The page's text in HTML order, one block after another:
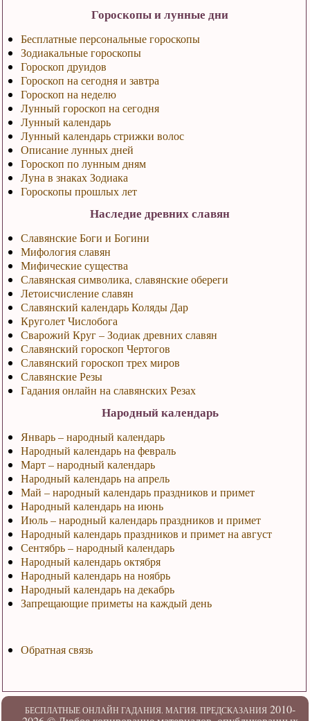
Гороскопы и лунные дни
Бесплатные персональные гороскопы
Зодиакальные гороскопы
Гороскоп друидов
Гороскоп на сегодня и завтра
Гороскоп на неделю
Лунный гороскоп на сегодня
Лунный календарь
Лунный календарь стрижки волос
Описание лунных дней
Гороскоп по лунным дням
Луна в знаках Зодиака
Гороскопы прошлых лет
Наследие древних славян
Славянские Боги и Богини
Мифология славян
Мифические существа
Славянская символика, славянские обереги
Летоисчисление славян
Славянский календарь Коляды Дар
Круголет Числобога
Сварожий Круг – Зодиак древних славян
Славянский гороскоп Чертогов
Славянский гороскоп трех миров
Славянские Резы
Гадания онлайн на славянских Резах
Народный календарь
Январь – народный календарь
Народный календарь на февраль
Март – народный календарь
Народный календарь на апрель
Май – народный календарь праздников и примет
Народный календарь на июнь
Июль – народный календарь праздников и примет
Народный календарь праздников и примет на август
Сентябрь – народный календарь
Народный календарь октября
Народный календарь на ноябрь
Народный календарь на декабрь
Запрещающие приметы на каждый день
Обратная связь
БЕСПЛАТНЫЕ ОНЛАЙН ГАДАНИЯ. МАГИЯ. ПРЕДСКАЗАНИЯ2010-